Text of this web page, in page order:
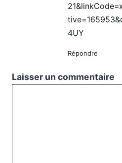
4UY
Répondre
Laisser un commentaire